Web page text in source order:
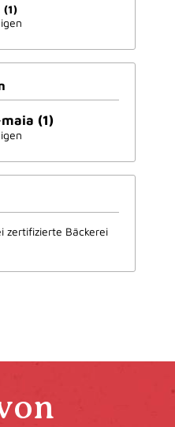
(1)
(1)
zertifizierte Bäckerei